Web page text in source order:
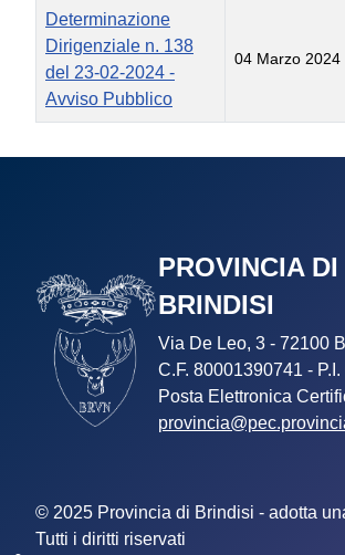
Determinazione
Dirigenziale n. 138
del 23-02-2024 -
Avviso Pubblico
04 Marzo 2024
PROVINCIA DI
BRINDISI
Via De Leo, 3 - 72100
C.F. 80001390741 -
Posta Elettronica
© 2025 Provincia di Brindisi - adotta
Tutti i diritti riservati